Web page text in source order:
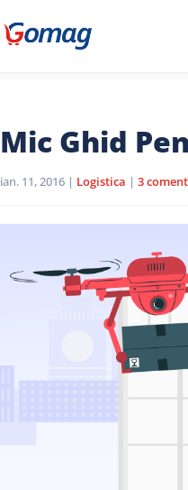
Mic Ghid
ian. 11, 2016 | Logistica | 3